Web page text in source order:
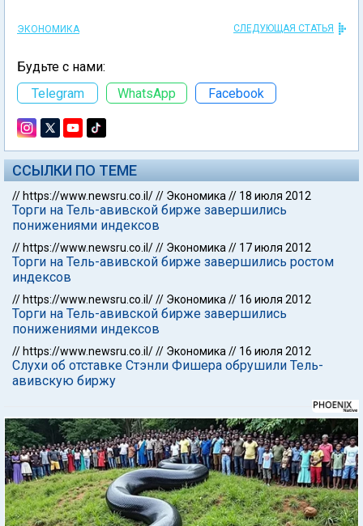
ЭКОНОМИКА СЛЕДУЮЩАЯ СТАТЬЯ
Будьте с нами:
Telegram
WhatsApp Facebook
ССЫЛКИ ПО ТЕМЕ
// https://www.newsru.co.il/// Экономика // 18 июля 2012
Торги на Тель-авивской бирже завершились
понижениями индексов
// https://www.newsru.co.il/// Экономика // 17 июля 2012
Торги на Тель-авивской бирже завершились ростом
индексов
// https://www.newsru.co.il/// Экономика // 16 июля 2012
Торги на Тель-авивской бирже завершились
понижениями индексов
// https://www.newsru.co.il/// Экономика // 16 июля 2012
Слухи об отставке Стэнли Фишера обрушили Тель-
авивскую биржу